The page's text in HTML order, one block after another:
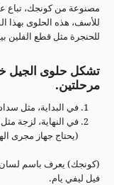
مصنوعة من كونجك، تباع
للأسف، هذه الحلوى
للحنجرة مثل قطع الفلين
تشكل حلوى الجيل
مرحلتين.
في البداية، مثل
في النهاية، لزجة
(يحتاج جهاز مجرى
(كونجك) يعرف باسم لسان
فيل ليفي يام.